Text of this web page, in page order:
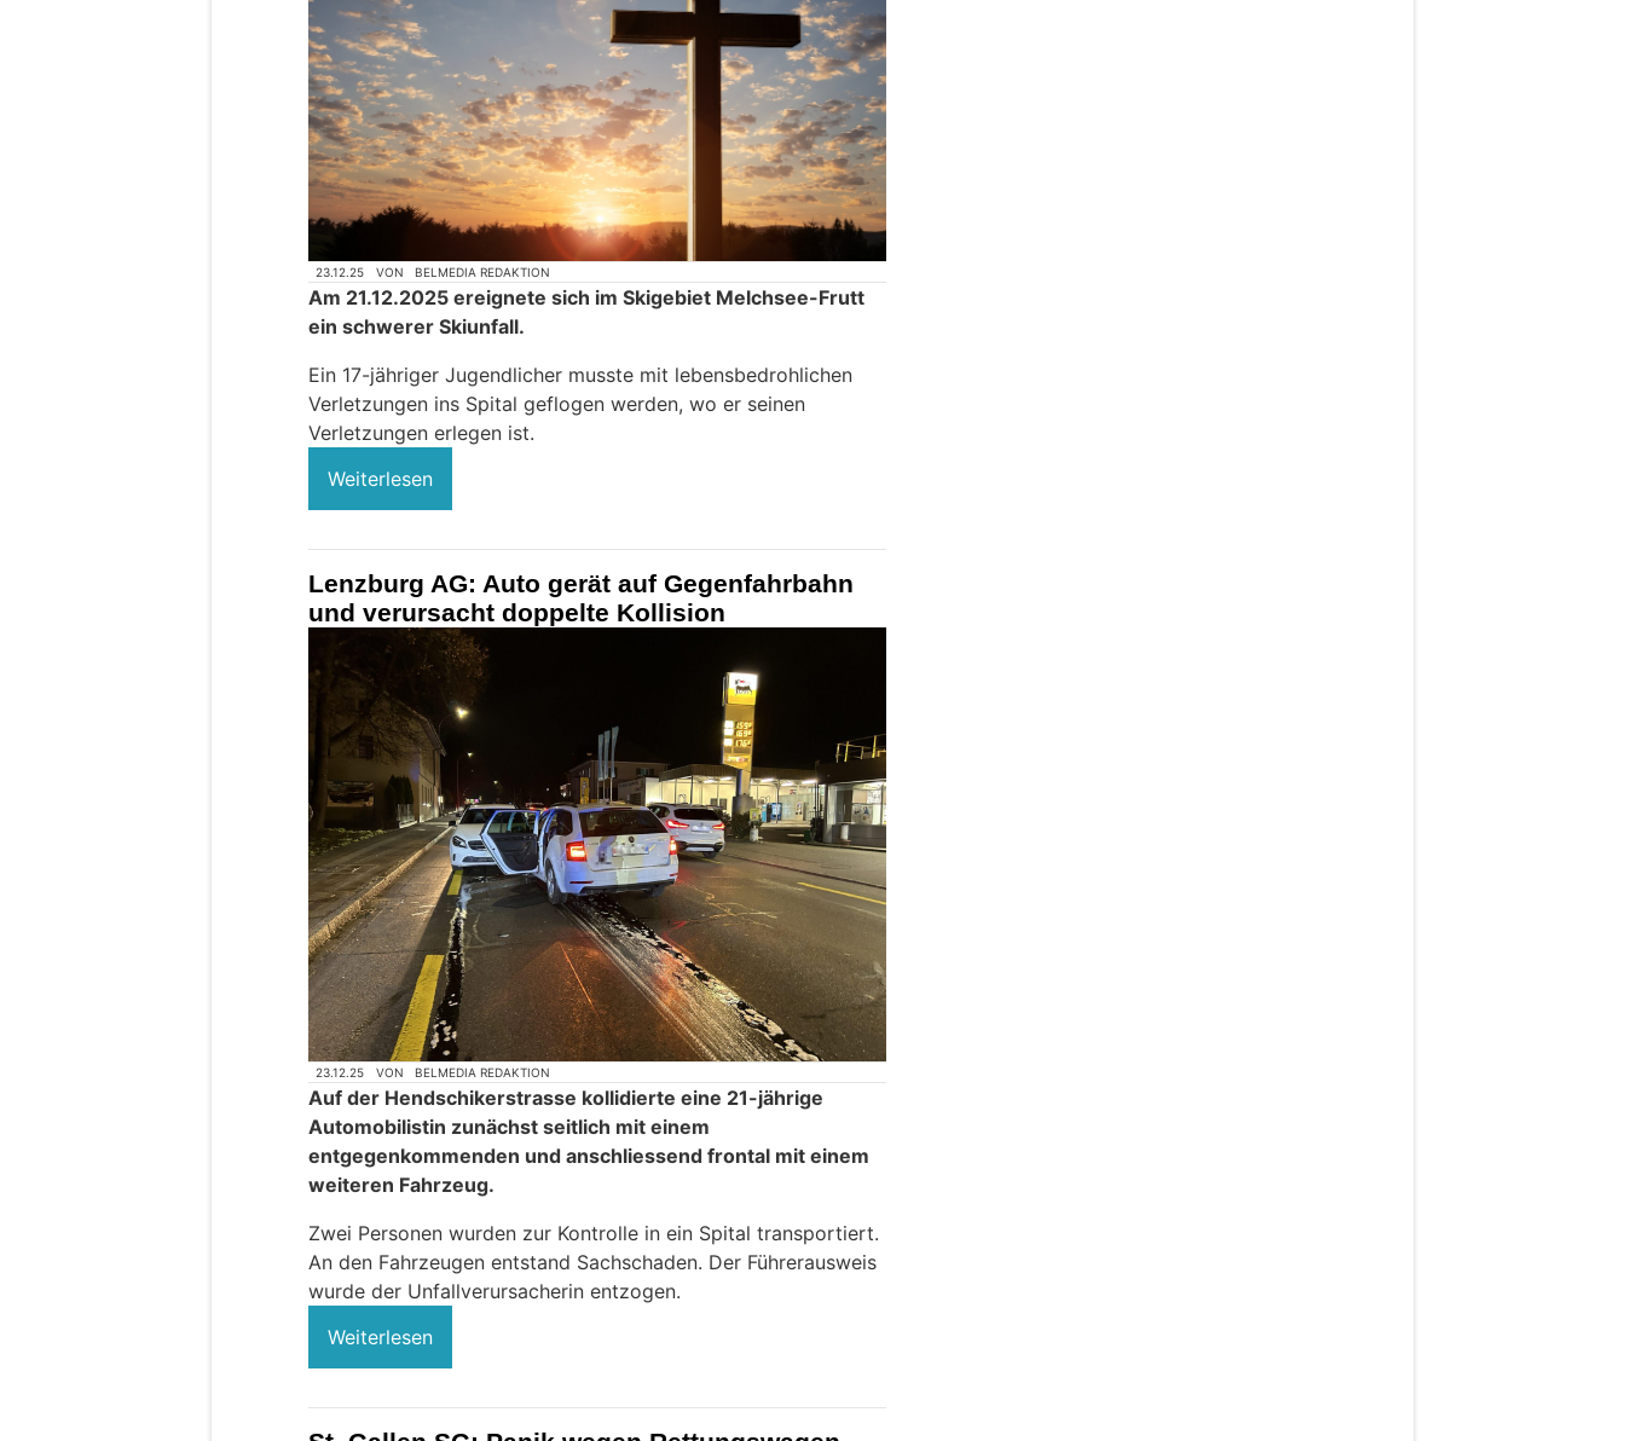
23.12.25 VON BELMEDIA REDAKTION
Am 21.12.2025 ereignete sich im Skigebiet Melchsee-Frutt
ein schwerer Skiunfall.
Ein 17-jähriger Jugendlicher musste mit lebensbedrohlichen
Verletzungen ins Spital geflogen werden, wo er seinen
Verletzungen erlegen ist.
Weiterlesen
Lenzburg AG: Auto gerät auf Gegenfahrbahn
und verursacht doppelte Kollision
23.12.25 VON BELMEDIA REDAKTION
Auf der Hendschikerstrasse kollidierte eine 21-jährige
Automobilistin zunächst seitlich mit einem
entgegenkommenden und anschliessend frontal mit einem
weiteren Fahrzeug.
Zwei Personen wurden zur Kontrolle in ein Spital transportiert.
An den Fahrzeugen entstand Sachschaden. Der Führerausweis
wurde der Unfallverursacherin entzogen.
Weiterlesen